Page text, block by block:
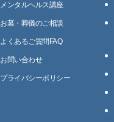
メンタルヘルス講座
お墓・葬儀のご相談
よくあるご質問FAQ
お問い合わせ
プライバシーポリシー